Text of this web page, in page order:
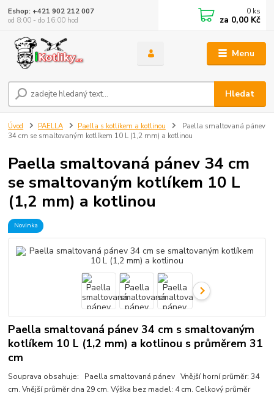
Menu
Hledat
Eshop: +421 902 212 007
od 8:00 - do 16:00 hod
0 ks
za 0,00 Kč
Úvod PAELLA Paella s kotlíkem a kotlinou
Paella smaltovaná pánev
34 cm se smaltovaným kotlíkem 10 L (1,2 mm) a kotlinou
Paella smaltovaná pánev 34 cm
se smaltovaným kotlíkem 10 L
(1,2 mm) a kotlinou
Novinka
Paella smaltovaná pánev 34 cm s smaltovaným
kotlíkem 10 L (1,2 mm) a kotlinou s průměrem 31
cm
Souprava obsahuje: Paella smaltovaná pánev Vnější horní průměr: 34
cm. Vnější průměr dna 29 cm. Výška bez madel: 4 cm. Celkový průměr